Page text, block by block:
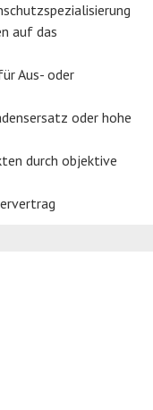
auf das
Aus- oder
oder hohe
durch objektive